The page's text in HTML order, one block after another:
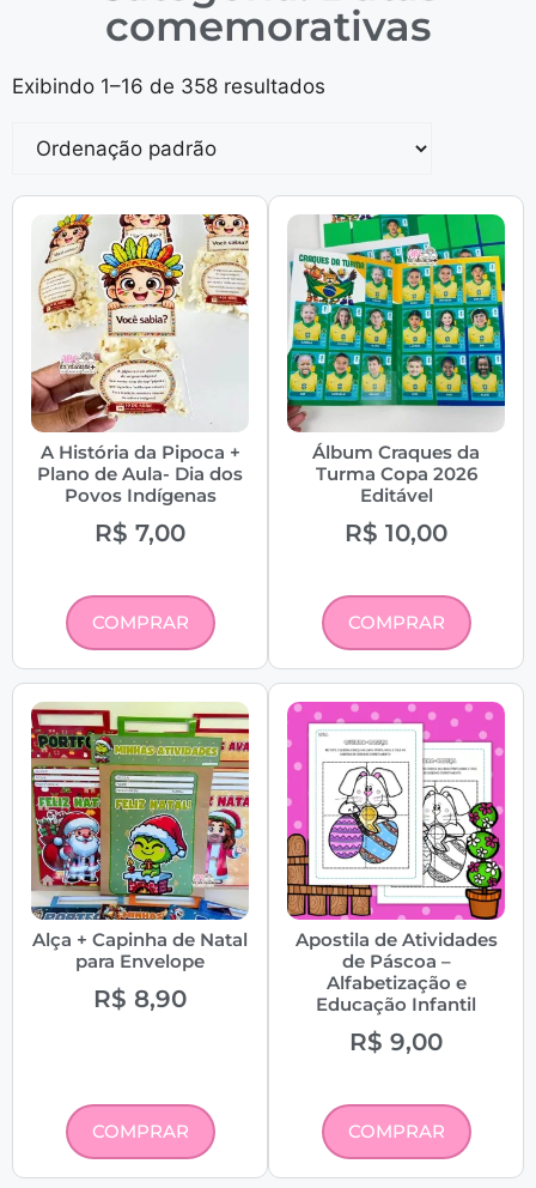
comemorativas
Exibindo 1–16 de 358 resultados
A História da Pipoca +
Plano de Aula- Dia dos
Povos Indígenas
R$ 7,00
COMPRAR
Álbum Craques da
Turma Copa 2026
Editável
R$ 10,00
COMPRAR
Alça + Capinha de Natal
para Envelope
R$ 8,90
COMPRAR
Apostila de Atividades
de Páscoa –
Alfabetização e
Educação Infantil
R$ 9,00
COMPRAR